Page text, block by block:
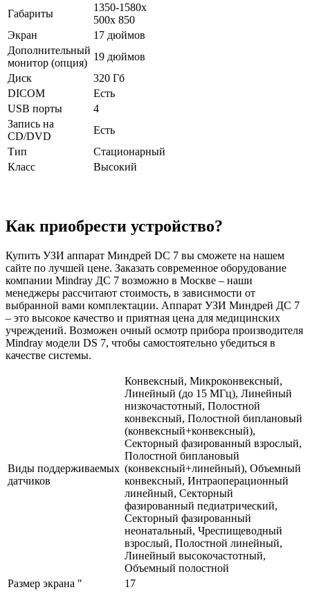
Габариты
1350-1580х
500х 850
Экран
17 дюймов
Дополнительный
монитор (опция)
19 дюймов
Диск
320 Гб
DICOM
Есть
USB порты
4
Запись на
CD/DVD
Есть
Тип
Стационарный
Класс
Высокий
Как приобрести устройство?
Купить УЗИ аппарат Миндрей DC 7 вы сможете на нашем
сайте по лучшей цене. Заказать современное оборудование
компании Mindray ДС 7 возможно в Москве – наши
менеджеры рассчитают стоимость, в зависимости от
выбранной вами комплектации. Аппарат УЗИ Миндрей ДС 7
– это высокое качество и приятная цена для медицинских
учреждений. Возможен очный осмотр прибора производителя
Mindray модели DS 7, чтобы самостоятельно убедиться в
качестве системы.
Виды поддерживаемых
датчиков
Конвексный, Микроконвексный,
Линейный (до 15 МГц), Линейный
низкочастотный, Полостной
конвексный, Полостной биплановый
(конвексный+конвексный),
Секторный фазированный взрослый,
Полостной биплановый
(конвексный+линейный), Объемный
конвексный, Интраоперационный
линейный, Секторный
фазированный педиатрический,
Секторный фазированный
неонатальный, Чреспищеводный
взрослый, Полостной линейный,
Линейный высокочастотный,
Объемный полостной
Размер экрана ″
17